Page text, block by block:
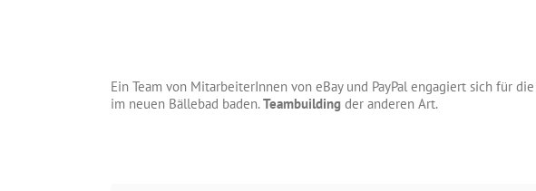
Ein Team von MitarbeiterInnen von eBay und PayPal engagiert sich für
im neuen Bällebad baden.Teambuilding der anderen Art.